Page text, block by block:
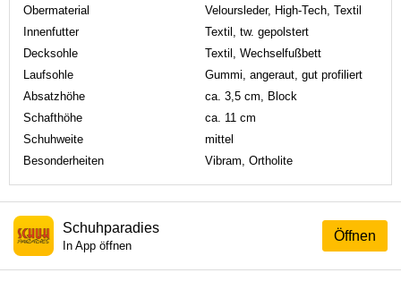
Obermaterial
Veloursleder, High-Tech, Textil
Innenfutter
Textil, tw. gepolstert
Decksohle
Textil, Wechselfußbett
Laufsohle
Gummi, angeraut, gut profiliert
Absatzhöhe
ca. 3,5 cm, Block
Schafthöhe
ca. 11 cm
Schuhweite
mittel
Besonderheiten
Vibram, Ortholite
Öffnen
Schuhparadies
In App öffnen